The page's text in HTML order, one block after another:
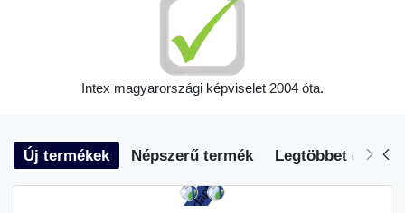
Intex magyarországi képviselet 2004 óta.
Új termékek Népszerű termék Legtöbbet eladott